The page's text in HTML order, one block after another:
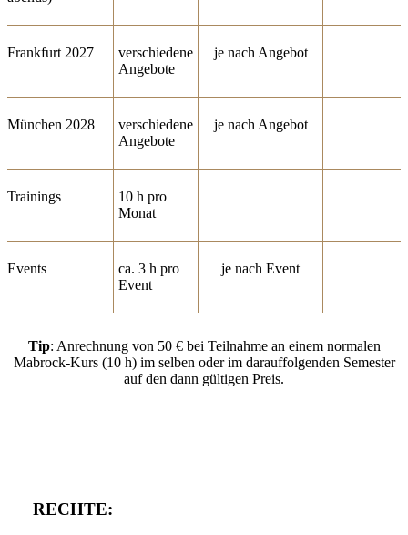
Frankfurt 2027
verschiedene
Angebote
je nach Angebot
München 2028
verschiedene
Angebote
je nach Angebot
Trainings
10 h pro
Monat
Events
ca. 3 h pro
Event
je nach Event
Tip: Anrechnung von 50 € bei Teilnahme an einem normalen
Mabrock-Kurs (10 h) im selben oder im darauffolgenden Semester
auf den dann gültigen Preis.
RECHTE: